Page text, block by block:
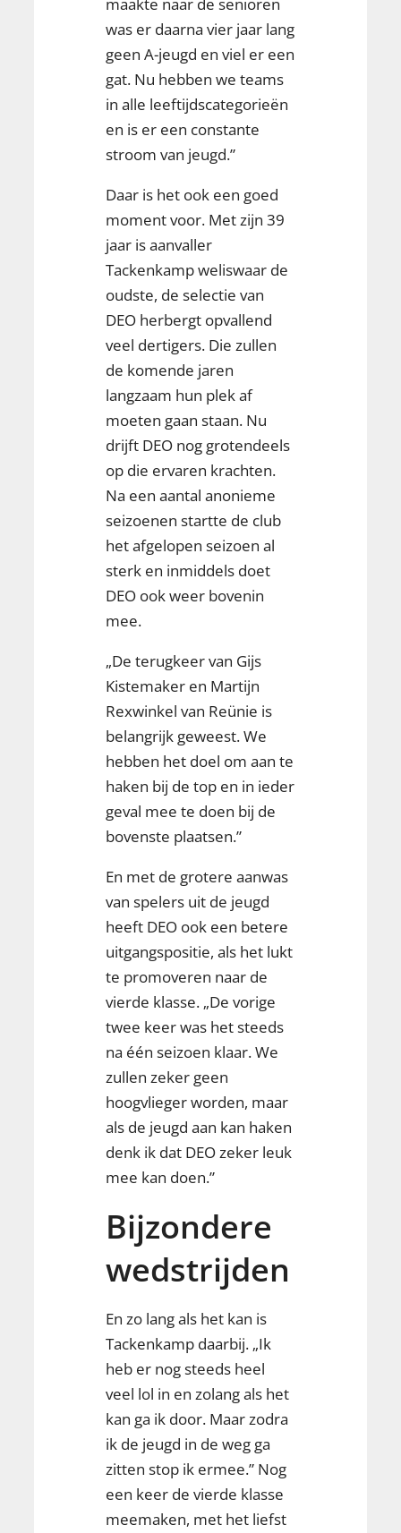
maakte naar de senioren
was er daarna vier jaar lang
geen A-jeugd en viel er een
gat. Nu hebben we teams
in alle leeftijdscategorieën
en is er een constante
stroom van jeugd.”
Daar is het ook een goed
moment voor. Met zijn 39
jaar is aanvaller
Tackenkamp weliswaar de
oudste, de selectie van
DEO herbergt opvallend
veel dertigers. Die zullen
de komende jaren
langzaam hun plek af
moeten gaan staan. Nu
drijft DEO nog grotendeels
op die ervaren krachten.
Na een aantal anonieme
seizoenen startte de club
het afgelopen seizoen al
sterk en inmiddels doet
DEO ook weer bovenin
mee.
„De terugkeer van Gijs
Kistemaker en Martijn
Rexwinkel van Reünie is
belangrijk geweest. We
hebben het doel om aan te
haken bij de top en in ieder
geval mee te doen bij de
bovenste plaatsen.”
En met de grotere aanwas
van spelers uit de jeugd
heeft DEO ook een betere
uitgangspositie, als het lukt
te promoveren naar de
vierde klasse. „De vorige
twee keer was het steeds
na één seizoen klaar. We
zullen zeker geen
hoogvlieger worden, maar
als de jeugd aan kan haken
denk ik dat DEO zeker leuk
mee kan doen.”
Bijzondere
wedstrijden
En zo lang als het kan is
Tackenkamp daarbij. „Ik
heb er nog steeds heel
veel lol in en zolang als het
kan ga ik door. Maar zodra
ik de jeugd in de weg ga
zitten stop ik ermee.” Nog
een keer de vierde klasse
meemaken, met het liefst